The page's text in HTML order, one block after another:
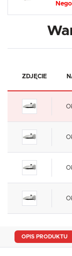
ZDJĘCIE
OPIS PRODUKTU